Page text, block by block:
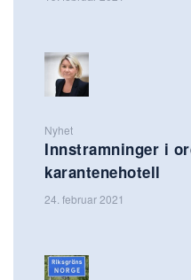
Nyhet
Innstramninger i
karantenehotell
24. februar 2021